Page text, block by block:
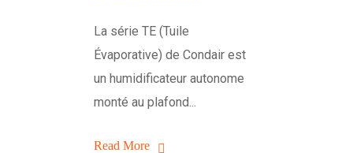
La série TE (Tuile
Évaporative) de Condair est
un humidificateur autonome
monté au plafond...
Read More